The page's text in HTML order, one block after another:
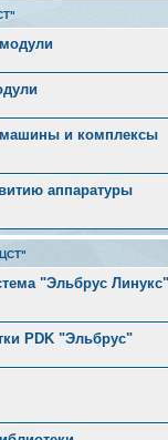
и комплексы
аппаратуры
"Эльбрус Линукс"
PDK "Эльбрус"